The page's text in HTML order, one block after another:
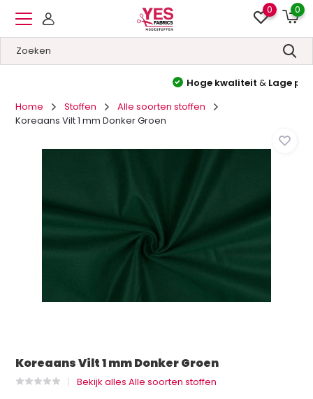
0 0
&Lage prijzen
Home
Stoffen
Alle soorten stoffen
Koreaans Vilt 1 mm Donker Groen
Koreaans Vilt 1 mm Donker Groen
Bekijk alles Alle soorten stoffen